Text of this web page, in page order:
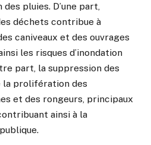
pluies. D’une part,
déchets contribue à
caniveaux et des ouvrages
les risques d’inondation
part, la suppression des
la prolifération des
et des rongeurs, principaux
ainsi à la